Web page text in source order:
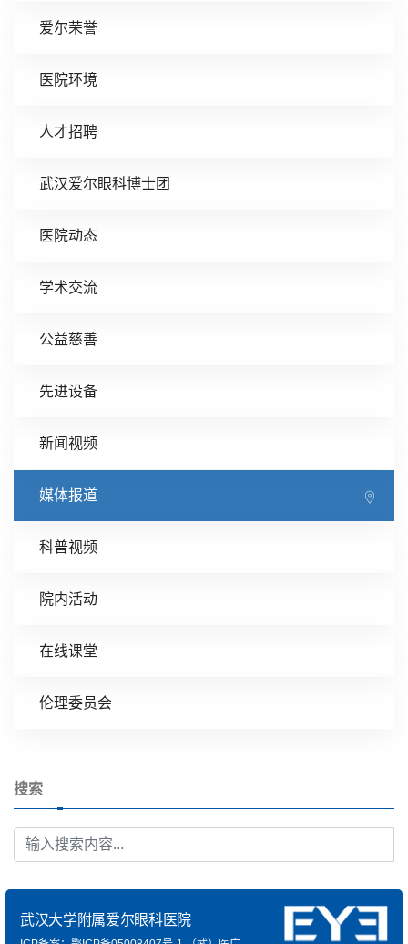
爱尔荣誉
医院环境
人才招聘
武汉爱尔眼科博士团
医院动态
学术交流
公益慈善
先进设备
新闻视频
媒体报道
科普视频
院内活动
在线课堂
伦理委员会
搜索
武汉大学附属爱尔眼科医院